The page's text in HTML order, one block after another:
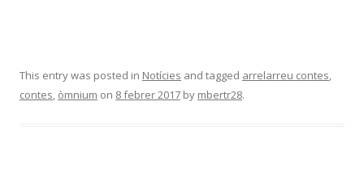
This entry was posted in Notícies and tagged arrelarreu contes,
contes, òmnium on 8 febrer 2017 by mbertr28.